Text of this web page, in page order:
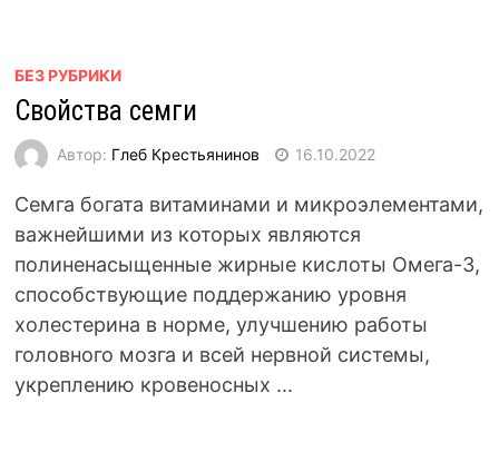
БЕЗ РУБРИКИ
Свойства семги
Автор: Глеб Крестьянинов 16.10.2022
Семга богата витаминами и микроэлементами,
важнейшими из которых являются
полиненасыщенные жирные кислоты Омега-3,
способствующие поддержанию уровня
холестерина в норме, улучшению работы
головного мозга и всей нервной системы,
укреплению кровеносных ...